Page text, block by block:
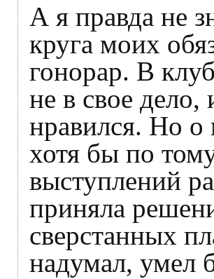
А я правда не
круга моих
гонорар. В
не в свое
нравился. Но о
хотя бы по
выступлений
приняла
сверстанных
надумал, умел